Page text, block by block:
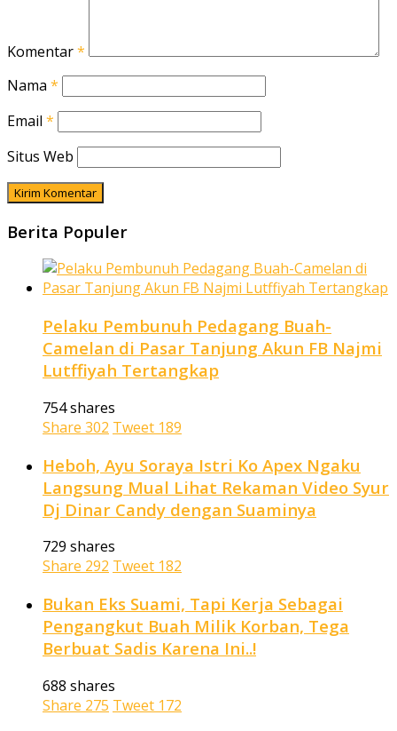
Komentar*
Nama *
Email *
Situs Web
Berita Populer
Pelaku Pembunuh Pedagang Buah-
Camelan di Pasar Tanjung Akun FB Najmi
Lutffiyah Tertangkap
754 shares
Share 302 Tweet 189
Heboh, Ayu Soraya Istri Ko Apex Ngaku
Langsung Mual Lihat Rekaman Video Syur
Dj Dinar Candy dengan Suaminya
729 shares
Share 292 Tweet 182
Bukan Eks Suami, Tapi Kerja Sebagai
Pengangkut Buah Milik Korban, Tega
Berbuat Sadis Karena Ini..!
688 shares
Share 275 Tweet 172